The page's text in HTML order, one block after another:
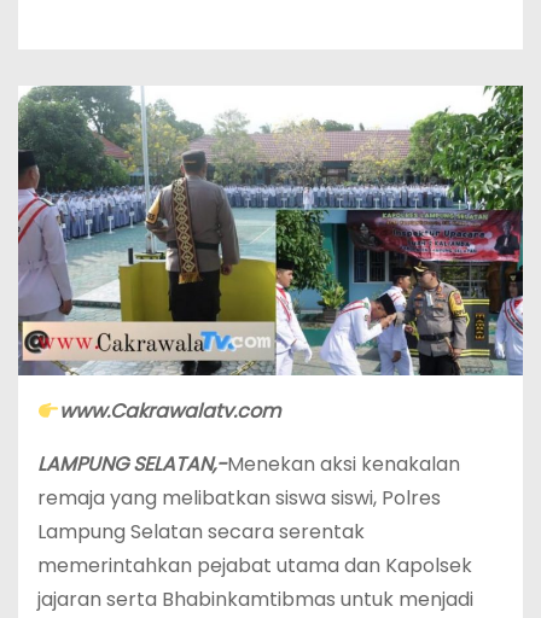
www.Cakrawalatv.com
LAMPUNG SELATAN,-Menekan aksi kenakalan
remaja yang melibatkan siswa siswi, Polres
Lampung Selatan secara serentak
memerintahkan pejabat utama dan Kapolsek
jajaran serta Bhabinkamtibmas untuk menjadi